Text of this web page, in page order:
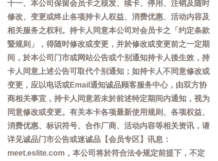
十一、本公司保留会员卡之核发、续卡、停用、注销及随时
修改、变更或终止各项持卡人权益、消费优惠、活动内容及
相关服务之权利。持卡人同意本公司对会员卡之「约定条款
暨规则」，得随时修改或变更，并於修改或变更前之一定期
间，於本公司门市或网站公告或个别通知持卡人後生效，持
卡人同意上述公告可取代个别通知；如持卡人不同意修改或
变更，应以电话或Email通知诚品顾客服务中心，由双方协
商相关事宜，持卡人同意若未於前述特定期间内通知，视为
同意修改或变更。有关本卡各项最新使用规则、各项权益、
消费优惠、标识符号、合作厂商、活动内容等相关资讯，请
详见诚品门市公告或迷诚品【会员专区】讯息：
meet.eslite.com，本公司将於符合法令规定前提下，不定